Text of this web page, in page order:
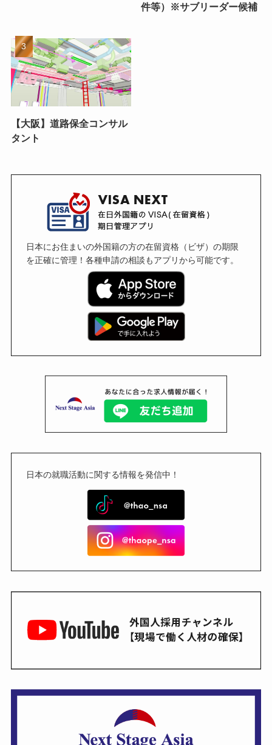
件等）※サブリーダー候補
【大阪】道路保全コンサル
タント
日本にお住まいの外国籍の方の在留資格（ビザ）の期限
を正確に管理！各種申請の相談もアプリから可能です。
日本の就職活動に関する情報を発信中！